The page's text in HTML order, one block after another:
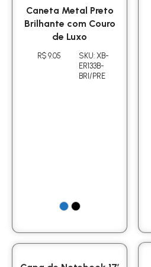
Caneta Metal Preto
Brilhante com Couro
de Luxo
R$ 9.05
SKU: XB-
ER133B-
BRI/PRE